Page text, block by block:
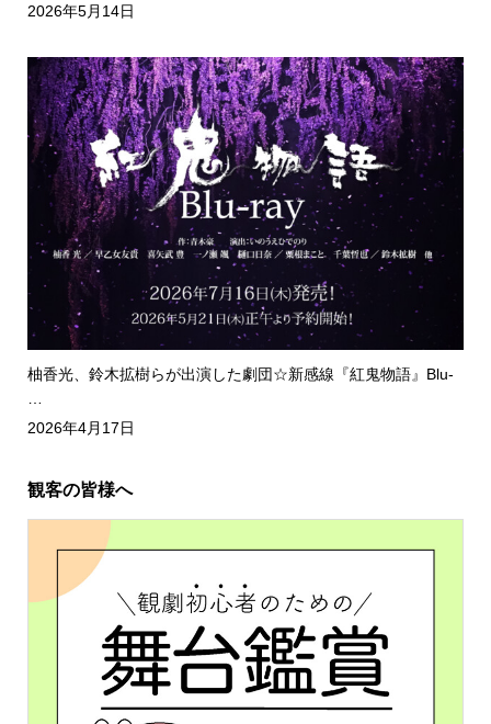
2026年5月14日
柚香光、鈴木拡樹らが出演した劇団☆新感線『紅鬼物語』Blu-
2026年4月17日
観客の皆様へ